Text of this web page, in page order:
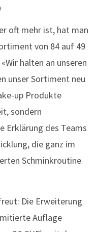
oft mehr ist, hat man
von 84 auf 49
halten an unseren
unser Sortiment neu
up Produkte
sondern
Erklärung des Teams
die ganz im
Schminkroutine
Die Erweiterung
Auflage